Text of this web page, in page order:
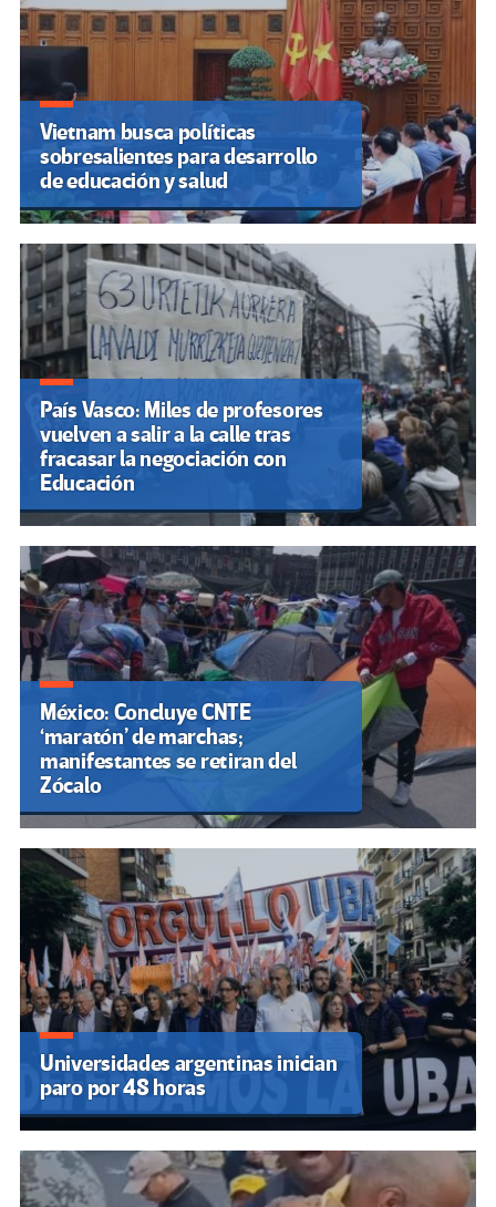
Vietnam busca políticas
sobresalientes para desarrollo
de educación y salud
País Vasco: Miles de profesores
vuelven a salir a la calle tras
fracasar la negociación con
Educación
México: Concluye CNTE
‘maratón’ de marchas;
manifestantes se retiran del
Zócalo
Universidades argentinas inician
paro por 48 horas